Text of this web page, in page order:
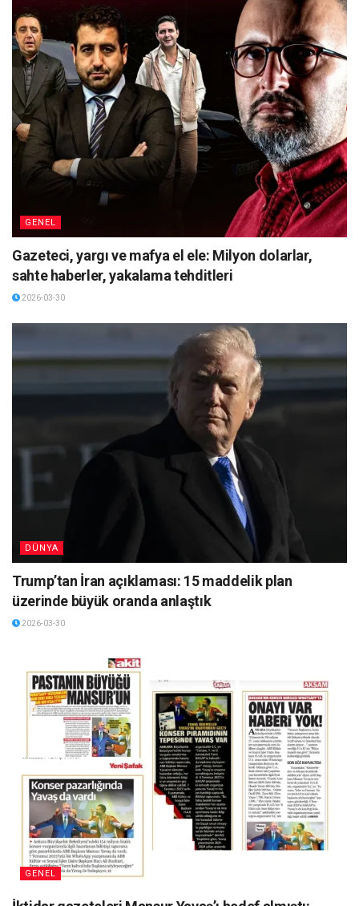
GENEL
Gazeteci, yargı ve mafya el ele: Milyon dolarlar,
sahte haberler, yakalama tehditleri
2026-03-30
DÜNYA
Trump’tan İran açıklaması: 15 maddelik plan
üzerinde büyük oranda anlaştık
2026-03-30
GENEL